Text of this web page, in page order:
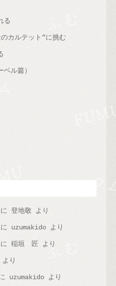
る
カルテット”に挑む
ル篇）
に 登地敬 より
に uzumakido より
に 稲垣 匠 より
より
uzumakido より